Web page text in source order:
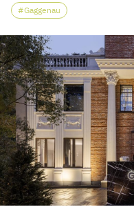
Gaggenau